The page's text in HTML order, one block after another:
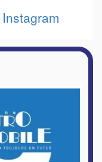
Instagram